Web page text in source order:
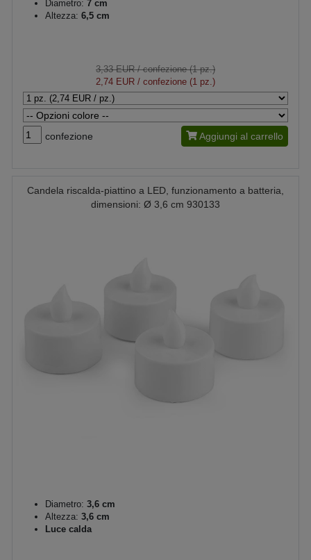
Diametro: 7 cm
Altezza: 6,5 cm
3,33 EUR/ confezione (1 pz.)
2,74 EUR / confezione (1 pz.)
confezione Aggiungi al carrello
Candela riscalda-piattino a LED, funzionamento a batteria,
dimensioni: Ø 3,6 cm 930133
Diametro: 3,6 cm
Altezza: 3,6 cm
Luce calda